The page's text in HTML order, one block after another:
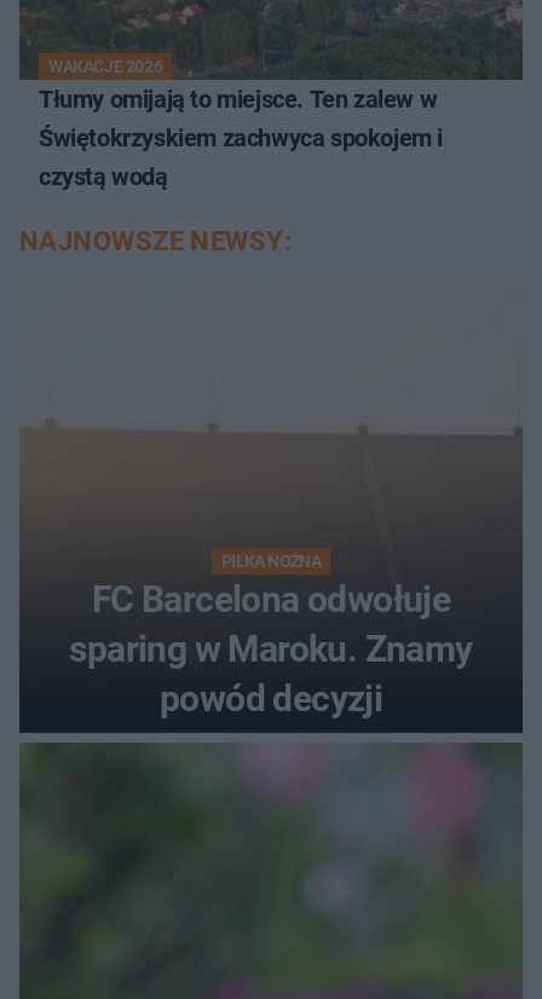
WAKACJE 2026
Tłumy omijają to miejsce. Ten zalew w
Świętokrzyskiem zachwyca spokojem i
czystą wodą
NAJNOWSZE NEWSY:
PIŁKA NOŻNA
FC Barcelona odwołuje
sparing w Maroku. Znamy
powód decyzji